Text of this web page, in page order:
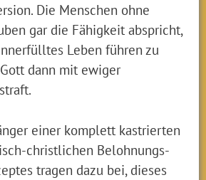
Die Menschen ohne
gar die Fähigkeit abspricht,
Leben führen zu
dann mit ewiger
einer komplett kastrierten
christlichen Belohnungs-
tragen dazu bei, dieses